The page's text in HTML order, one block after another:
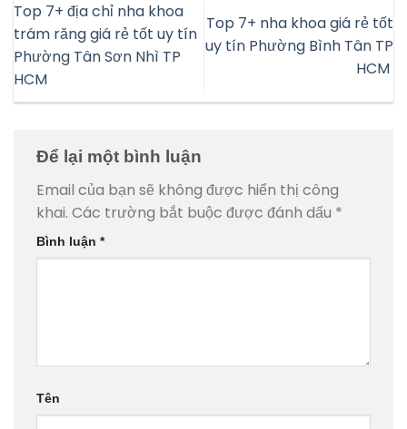
Top 7+ địa chỉ nha khoa
trám răng giá rẻ tốt uy tín
Phường Tân Sơn Nhì TP
HCM
Top 7+ nha khoa giá rẻ tốt
uy tín Phường Bình Tân TP
HCM
Để lại một bình luận
Email của bạn sẽ không được hiển thị công
khai. Các trường bắt buộc được đánh dấu *
Bình luận *
Tên